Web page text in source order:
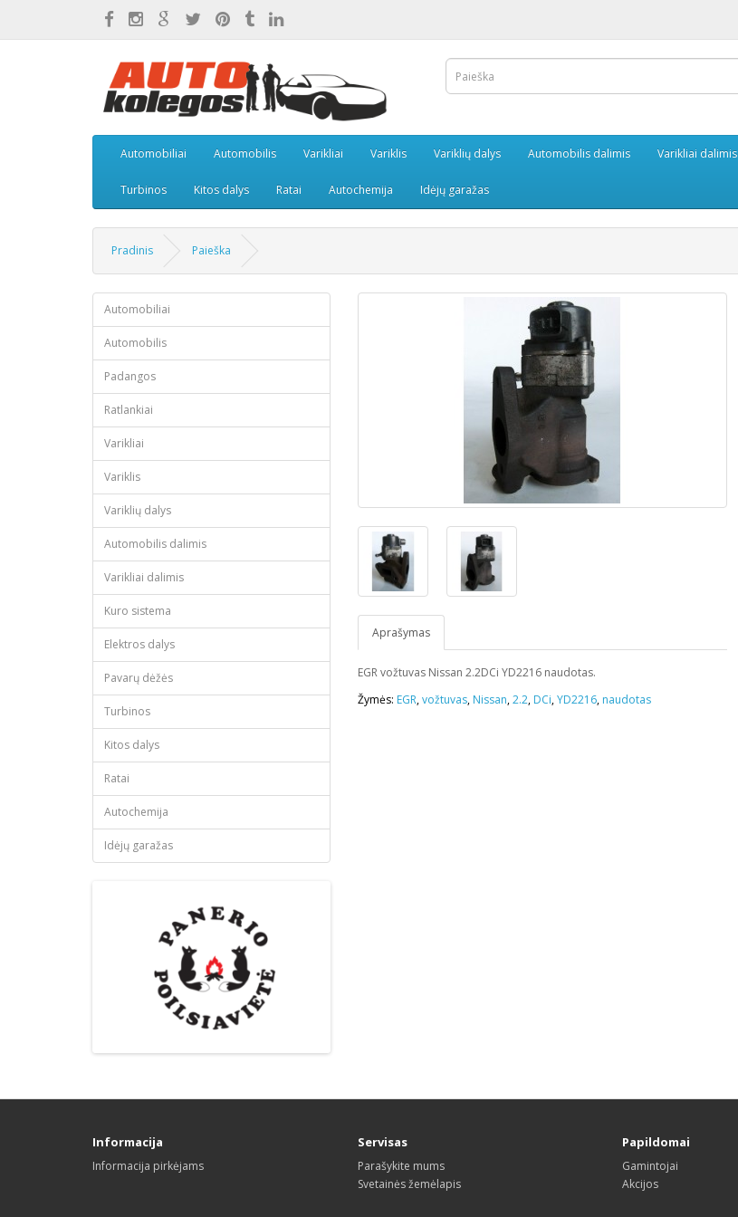
Automobiliai Automobilis Varikliai Variklis Variklių dalys Automobilis dalimis Varikliai dalimis
Turbinos Kitos dalys Ratai Autochemija Idėjų garažas
Pradinis Paieška
Automobiliai
Automobilis
Padangos
Ratlankiai
Varikliai
Variklis
Variklių dalys
Automobilis dalimis
Varikliai dalimis
Kuro sistema
Elektros dalys
Pavarų dėžės
Turbinos
Kitos dalys
Ratai
Autochemija
Idėjų garažas
Aprašymas
EGR vožtuvas Nissan 2.2DCi YD2216 naudotas.
Žymės: EGR,vožtuvas, Nissan,2.2, DCi,YD2216, naudotas
Informacija
Informacija pirkėjams
Servisas
Parašykite mums
Svetainės žemėlapis
Papildomai
Gamintojai
Akcijos